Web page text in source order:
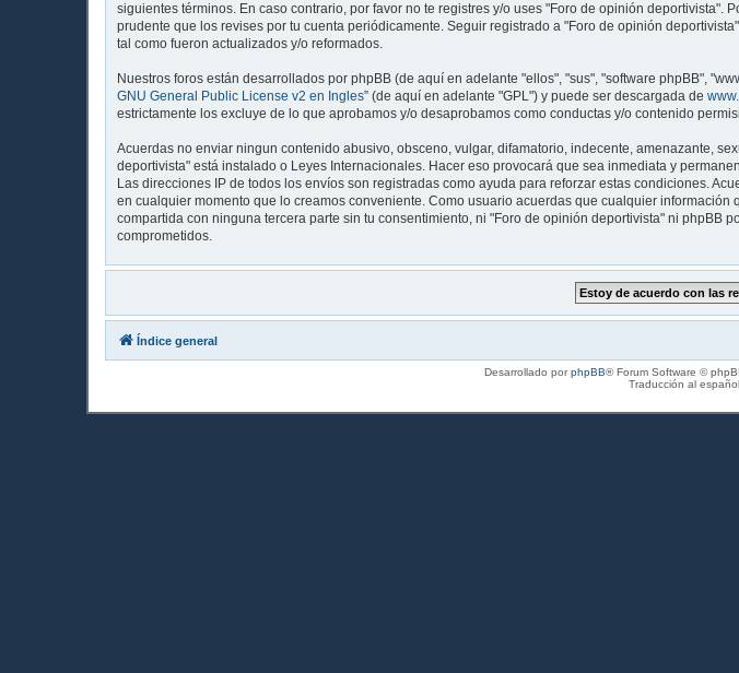
siguientes términos. En caso contrario, por favor no te registres y/o uses "Foro de opinión
prudente que los revises por tu cuenta periódicamente. Seguir registrado a "Foro de opinión
tal como fueron actualizados y/o reformados.
Nuestros foros están desarrollados por phpBB (de aquí en adelante "ellos", "sus", "software phpBB",
GNU General Public License v2 en Ingles” (de aquí en adelante "GPL") y puede ser descargada de
estrictamente los excluye de lo que aprobamos y/o desaprobamos como conductas y/o contenido
Acuerdas no enviar ningun contenido abusivo, obsceno, vulgar, difamatorio, indecente, amenazante,
deportivista" está instalado o Leyes Internacionales. Hacer eso provocará que sea inmediata y
Las direcciones IP de todos los envíos son registradas como ayuda para reforzar estas condiciones.
en cualquier momento que lo creamos conveniente. Como usuario acuerdas que cualquier
compartida con ninguna tercera parte sin tu consentimiento, ni "Foro de opinión deportivista" ni
comprometidos.
Índice general
Desarrollado porphpBB® Forum Software ©
Traducción al